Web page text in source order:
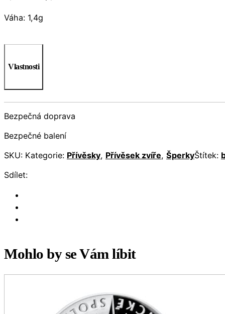
Váha: 1,4g
Vlastnosti
Bezpečná doprava
Bezpečné balení
SKU: Kategorie: Přívěsky, Přívěsek zvíře, ŠperkyŠtítek:
Sdílet:
Mohlo by se Vám líbit